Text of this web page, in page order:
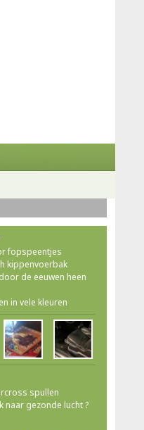
fopspeentjes
kippenvoerbak
de eeuwen heen
in vele kleuren
spullen
naar gezonde lucht ?